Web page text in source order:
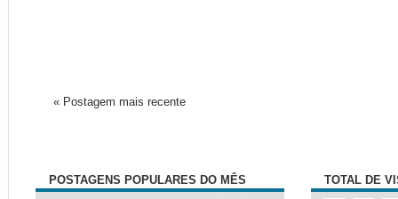
« Postagem mais recente
POSTAGENS POPULARES DO MÊS TOTAL DE